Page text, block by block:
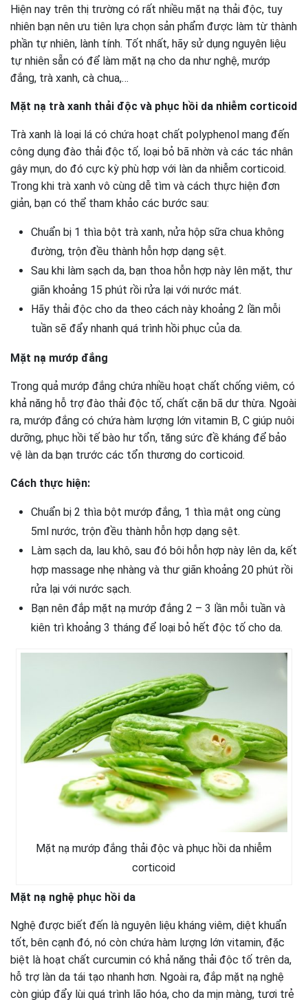
Hiện nay trên thị trường có rất nhiều mặt nạ thải độc, tuy
nhiên bạn nên ưu tiên lựa chọn sản phẩm được làm từ thành
phần tự nhiên, lành tính. Tốt nhất, hãy sử dụng nguyên liệu
tự nhiên sẵn có để làm mặt nạ cho da như nghệ, mướp
đắng, trà xanh, cà chua,…
Mặt nạ trà xanh thải độc và phục hồi da nhiễm corticoid
Trà xanh là loại lá có chứa hoạt chất polyphenol mang đến
công dụng đào thải độc tố, loại bỏ bã nhờn và các tác nhân
gây mụn, do đó cực kỳ phù hợp với làn da nhiễm corticoid.
Trong khi trà xanh vô cùng dễ tìm và cách thực hiện đơn
giản, bạn có thể tham khảo các bước sau:
Chuẩn bị 1 thìa bột trà xanh, nửa hộp sữa chua không
đường, trộn đều thành hỗn hợp dạng sệt.
Sau khi làm sạch da, bạn thoa hỗn hợp này lên mặt, thư
giãn khoảng 15 phút rồi rửa lại với nước mát.
Hãy thải độc cho da theo cách này khoảng 2 lần mỗi
tuần sẽ đẩy nhanh quá trình hồi phục của da.
Mặt nạ mướp đắng
Trong quả mướp đắng chứa nhiều hoạt chất chống viêm, có
khả năng hỗ trợ đào thải độc tố, chất cặn bã dư thừa. Ngoài
ra, mướp đắng có chứa hàm lượng lớn vitamin B, C giúp nuôi
dưỡng, phục hồi tế bào hư tổn, tăng sức đề kháng để bảo
vệ làn da bạn trước các tổn thương do corticoid.
Cách thực hiện:
Chuẩn bị 2 thìa bột mướp đắng, 1 thìa mật ong cùng
5ml nước, trộn đều thành hỗn hợp dạng sệt.
Làm sạch da, lau khô, sau đó bôi hỗn hợp này lên da, kết
hợp massage nhẹ nhàng và thư giãn khoảng 20 phút rồi
rửa lại với nước sạch.
Bạn nên đắp mặt nạ mướp đắng 2 – 3 lần mỗi tuần và
kiên trì khoảng 3 tháng để loại bỏ hết độc tố cho da.
Mặt nạ mướp đắng thải độc và phục hồi da nhiễm
corticoid
Mặt nạ nghệ phục hồi da
Nghệ được biết đến là nguyên liệu kháng viêm, diệt khuẩn
tốt, bên cạnh đó, nó còn chứa hàm lượng lớn vitamin, đặc
biệt là hoạt chất curcumin có khả năng thải độc tố trên da,
hỗ trợ làn da tái tạo nhanh hơn. Ngoài ra, đắp mặt nạ nghệ
còn giúp đẩy lùi quá trình lão hóa, cho da mịn màng, tươi trẻ